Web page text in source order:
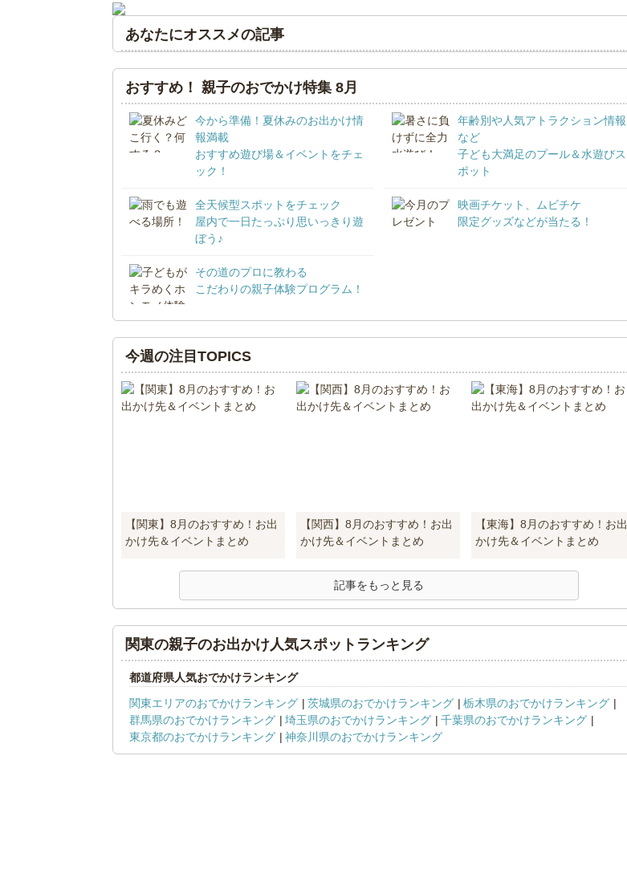
あなたにオススメの記事
おすすめ！ 親子のおでかけ特集 8月
今から準備！夏休みのお出かけ情
報満載
おすすめ遊び場＆イベントをチェ
ック！
年齢別や人気アトラクション情報
など
子ども大満足のプール＆水遊びス
ポット
全天候型スポットをチェック
屋内で一日たっぷり思いっきり遊
ぼう♪
映画チケット、ムビチケ
限定グッズなどが当たる！
その道のプロに教わる
こだわりの親子体験プログラム！
今週の注目TOPICS
【関東】8月のおすすめ！お出
かけ先＆イベントまとめ
【関西】8月のおすすめ！お出
かけ先＆イベントまとめ
【東海】8月のおすすめ！お出
かけ先＆イベントまとめ
記事をもっと見る
関東の親子のお出かけ人気スポットランキング
都道府県人気おでかけランキング
関東エリアのおでかけランキング
茨城県のおでかけランキング
栃木県のおでかけランキング
群馬県のおでかけランキング
埼玉県のおでかけランキング
千葉県のおでかけランキング
東京都のおでかけランキング
神奈川県のおでかけランキング